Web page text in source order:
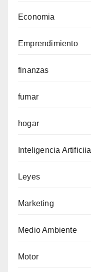
Economia
Emprendimiento
finanzas
fumar
hogar
Inteligencia Artificiial
Leyes
Marketing
Medio Ambiente
Motor